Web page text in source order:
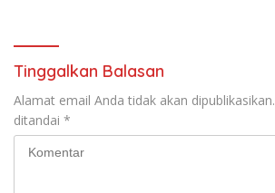
Tinggalkan Balasan
Alamat email Anda tidak akan dipublikasikan.
ditandai *